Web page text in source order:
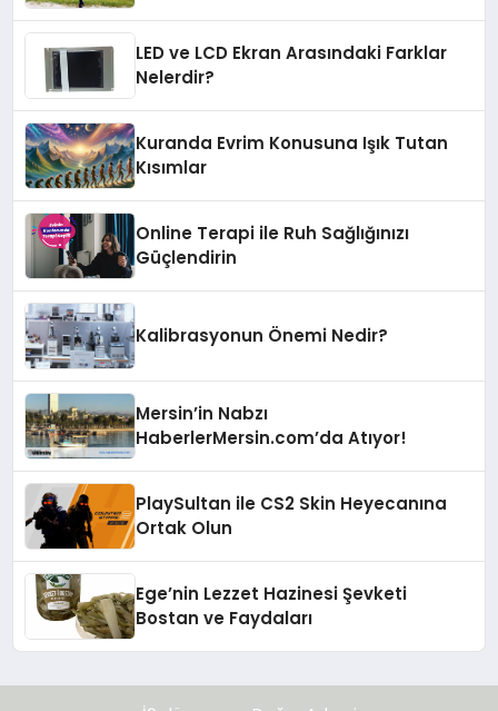
LED ve LCD Ekran Arasındaki Farklar
Nelerdir?
Kuranda Evrim Konusuna Işık Tutan
Kısımlar
Online Terapi ile Ruh Sağlığınızı
Güçlendirin
Kalibrasyonun Önemi Nedir?
Mersin’in Nabzı
HaberlerMersin.com’da Atıyor!
PlaySultan ile CS2 Skin Heyecanına
Ortak Olun
Ege’nin Lezzet Hazinesi Şevketi
Bostan ve Faydaları